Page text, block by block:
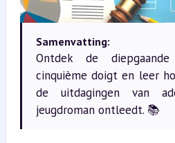
Samenvatting:
Ontdek de
cinquième doigt en leer
de uitdagingen van
jeugdroman ontleedt. 📚